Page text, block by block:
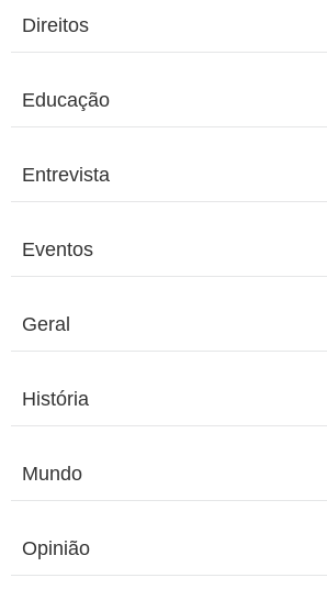
Direitos
Educação
Entrevista
Eventos
Geral
História
Mundo
Opinião